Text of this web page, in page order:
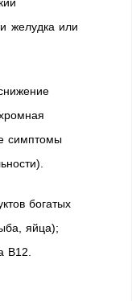
желудка или
симптомы
богатых
яйца);
В12.